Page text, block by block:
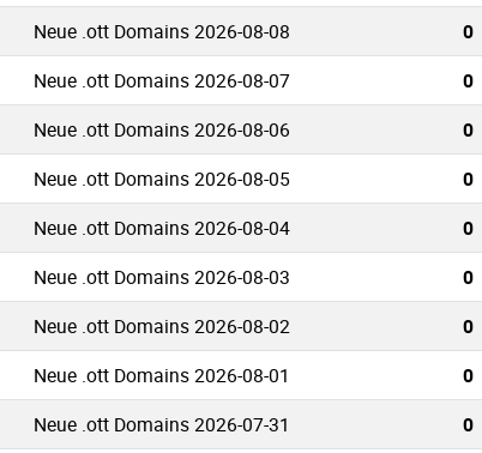
Neue .ott Domains 2026-08-08 0
Neue .ott Domains 2026-08-07 0
Neue .ott Domains 2026-08-06 0
Neue .ott Domains 2026-08-05 0
Neue .ott Domains 2026-08-04 0
Neue .ott Domains 2026-08-03 0
Neue .ott Domains 2026-08-02 0
Neue .ott Domains 2026-08-01 0
Neue .ott Domains 2026-07-31 0